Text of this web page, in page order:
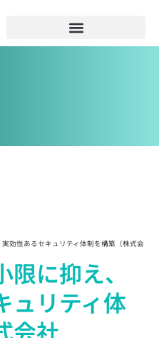
効性あるセキュリティ体制を構築（株式会
に抑え、
ュリティ体
会社